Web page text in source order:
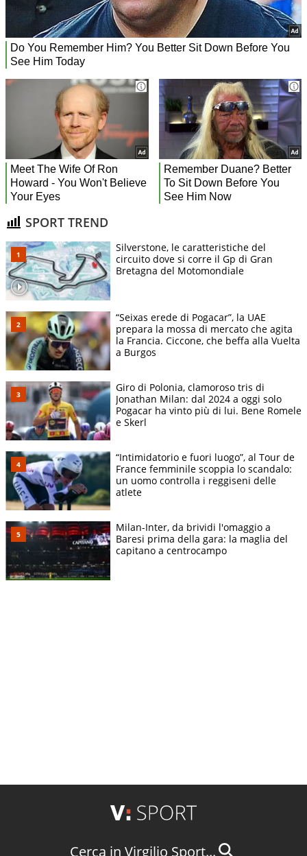
SPORT TREND
Silverstone, le caratteristiche del
circuito dove si corre il Gp di Gran
Bretagna del Motomondiale
“Seixas erede di Pogacar”, la UAE
prepara la mossa di mercato che agita
la Francia. Ciccone, che beffa alla Vuelta
a Burgos
Giro di Polonia, clamoroso tris di
Jonathan Milan: dal 2024 a oggi solo
Pogacar ha vinto più di lui. Bene Romele
e Skerl
“Intimidatorio e fuori luogo”, al Tour de
France femminile scoppia lo scandalo:
un uomo controlla i reggiseni delle
atlete
Milan-Inter, da brividi l'omaggio a
Baresi prima della gara: la maglia del
capitano a centrocampo
Cerca in Virgilio Sport...